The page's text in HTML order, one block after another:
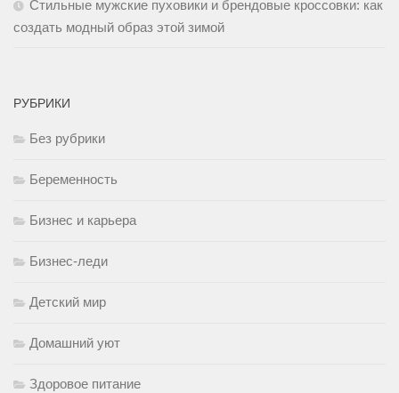
Стильные мужские пуховики и брендовые кроссовки: как
создать модный образ этой зимой
РУБРИКИ
Без рубрики
Беременность
Бизнес и карьера
Бизнес-леди
Детский мир
Домашний уют
Здоровое питание